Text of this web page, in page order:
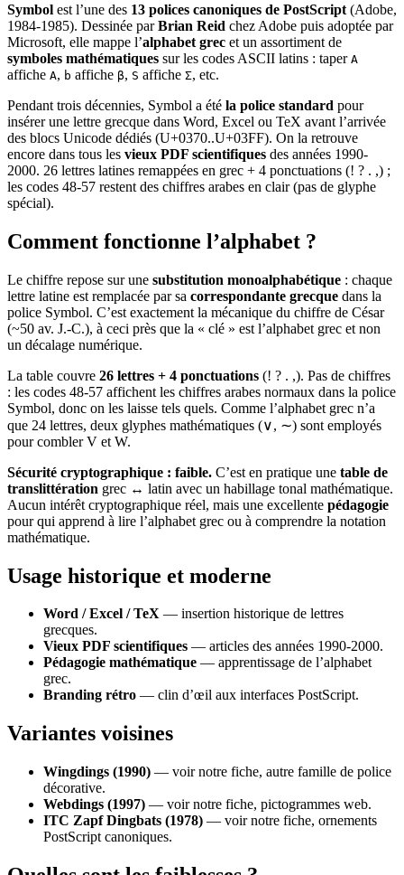
Symbol est l’une des 13 polices canoniques de PostScript (Adobe,
1984-1985). Dessinée parBrian Reid chez Adobe puis adoptée par
Microsoft, elle mappe l’alphabet grec et un assortiment de
symboles mathématiques sur les codes ASCII latins : taper A
affiche Α, b affiche β, S affiche Σ, etc.
Pendant trois décennies, Symbol a été la police standard pour
insérer une lettre grecque dans Word, Excel ou TeX avant l’arrivée
des blocs Unicode dédiés (U+0370..U+03FF). On la retrouve
encore dans tous les vieux PDF scientifiques des années 1990-
2000. 26 lettres latines remappées en grec + 4 ponctuations (! ? . ,) ;
les codes 48-57 restent des chiffres arabes en clair (pas de glyphe
spécial).
Comment fonctionne l’alphabet ?
Le chiffre repose sur une substitution monoalphabétique : chaque
lettre latine est remplacée par sa correspondante grecque dans la
police Symbol. C’est exactement la mécanique du chiffre de César
(~50 av. J.-C.), à ceci près que la « clé » est l’alphabet grec et non
un décalage numérique.
La table couvre 26 lettres + 4 ponctuations (! ? . ,). Pas de chiffres
: les codes 48-57 affichent les chiffres arabes normaux dans la police
Symbol, donc on les laisse tels quels. Comme l’alphabet grec n’a
que 24 lettres, deux glyphes mathématiques (∨, ∼) sont employés
pour combler V et W.
Sécurité cryptographique : faible. C’est en pratique une table de
translittération grec ↔ latin avec un habillage tonal mathématique.
Aucun intérêt cryptographique réel, mais une excellente pédagogie
pour qui apprend à lire l’alphabet grec ou à comprendre la notation
mathématique.
Usage historique et moderne
Word / Excel / TeX — insertion historique de lettres
grecques.
Vieux PDF scientifiques — articles des années 1990-2000.
Pédagogie mathématique — apprentissage de l’alphabet
grec.
Branding rétro — clin d’œil aux interfaces PostScript.
Variantes voisines
Wingdings (1990) — voir notre fiche, autre famille de police
décorative.
Webdings (1997) — voir notre fiche, pictogrammes web.
ITC Zapf Dingbats (1978) — voir notre fiche, ornements
PostScript canoniques.